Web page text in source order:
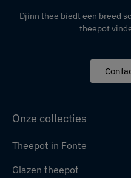
Djinn thee biedt een breed
theepot
Onze collecties
Theepot in Fonte
Glazen theepot